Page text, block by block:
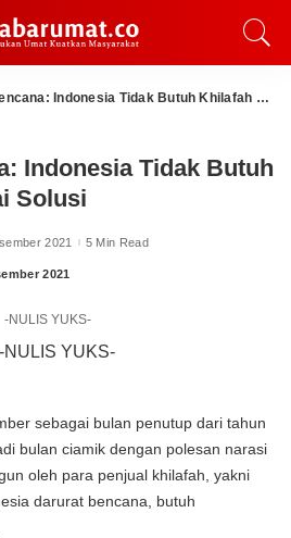
Indonesia Tidak Butuh Khilafah Sebagai Solusi
Indonesia Tidak Butuh
Solusi
2021 5 Min Read
2021
-NULIS YUKS-
sebagai bulan penutup dari tahun
bulan ciamik dengan polesan narasi
oleh para penjual khilafah, yakni
darurat bencana, butuh